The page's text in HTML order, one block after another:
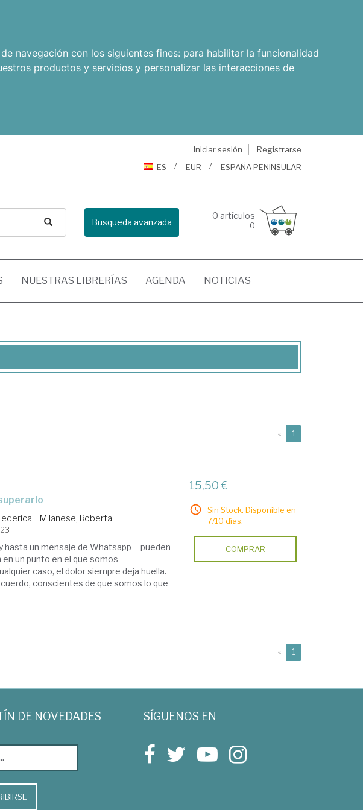
navegación con los siguientes fines: para habilitar la funcionalidad
productos y servicios y personalizar las interacciones de
Iniciar sesión
Registrarse
ES
EUR ESPAÑA PENINSULAR
Busqueda avanzada
0 artículos
0
NUESTRAS LIBRERÍAS AGENDA NOTICIAS
« 1
Milanese, Roberta
hasta un mensaje de Whatsapp— pueden
un punto en el que somos
caso, el dolor siempre deja huella.
conscientes de que somos lo que
15,50 €
Sin Stock. Disponible en
7/10 días.
COMPRAR
« 1
DE NOVEDADES SÍGUENOS EN